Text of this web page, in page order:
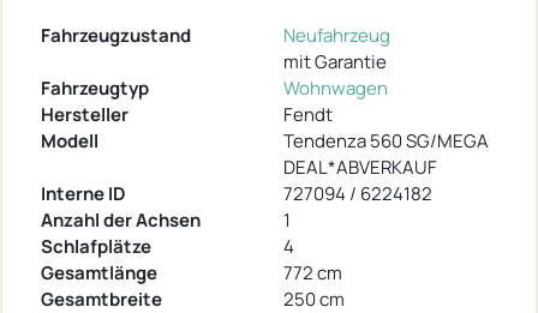
Fahrzeugzustand
Neufahrzeug
mit Garantie
Fahrzeugtyp
Wohnwagen
Hersteller
Fendt
Modell
Tendenza 560 SG/MEGA
DEAL*ABVERKAUF
Interne ID
727094 / 6224182
Anzahl der Achsen
1
Schlafplätze
4
Gesamtlänge
772 cm
Gesamtbreite
250 cm